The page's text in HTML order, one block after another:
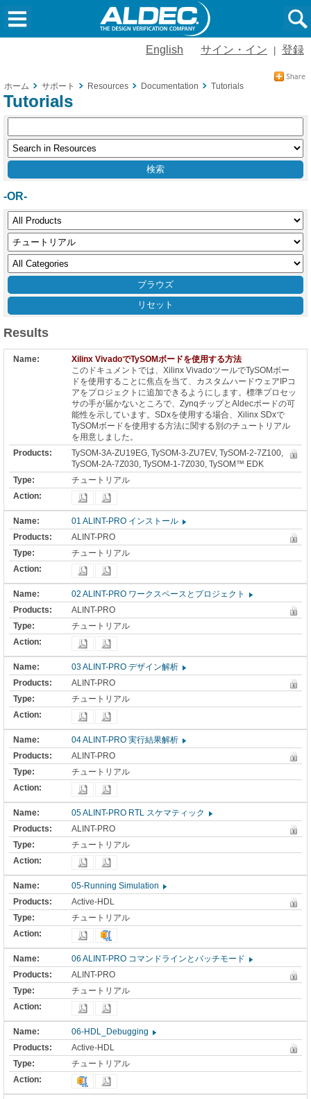
English サイン・イン 登録
ホーム サポート Resources Documentation Tutorials
Tutorials
-OR-
リセット
Results
Xilinx VivadoでTySOMボードを使用する方法
このドキュメントでは、Xilinx VivadoツールでTySOMボー
ドを使用することに焦点を当て、カスタムハードウェアIPコ
アをプロジェクトに追加できるようにします。標準プロセッ
サの手が届かないところで、ZynqチップとAldecボードの可
能性を示しています。SDxを使用する場合、Xilinx SDxで
TySOMボードを使用する方法に関する別のチュートリアル
を用意しました。
TySOM-3A-ZU19EG, TySOM-3-ZU7EV, TySOM-2-7Z100,
TySOM-2A-7Z030, TySOM-1-7Z030, TySOM™ EDK
チュートリアル
01 ALINT-PRO インストール
ALINT-PRO
チュートリアル
02 ALINT-PRO ワークスペースとプロジェクト
ALINT-PRO
チュートリアル
03 ALINT-PRO デザイン解析
ALINT-PRO
チュートリアル
04 ALINT-PRO 実行結果解析
ALINT-PRO
チュートリアル
05 ALINT-PRO RTL スケマティック
ALINT-PRO
チュートリアル
05-Running Simulation
Active-HDL
チュートリアル
06 ALINT-PRO コマンドラインとバッチモード
ALINT-PRO
チュートリアル
06-HDL_Debugging
Active-HDL
チュートリアル